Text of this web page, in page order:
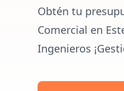
Obtén tu
Comercial en
Ingenieros